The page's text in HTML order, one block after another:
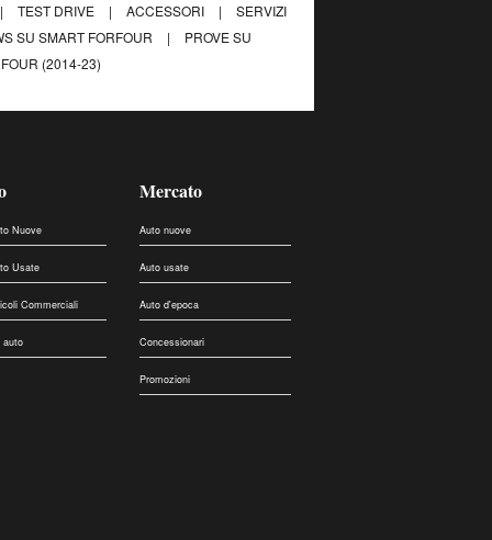
| TEST DRIVE | ACCESSORI |
SERVIZI
SU SMART FORFOUR
|
PROVE SU
(2014-23)
Nuove
Usate
Commerciali
auto
Mercato
Auto nuove
Auto usate
Auto d'epoca
Concessionari
Promozioni